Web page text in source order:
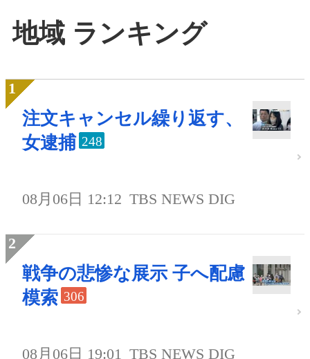
地域 ランキング
注文キャンセル繰り返す、
女逮捕 248
08月06日 12:12 TBS NEWS DIG
戦争の悲惨な展示 子へ配慮
模索 306
08月06日 19:01 TBS NEWS DIG